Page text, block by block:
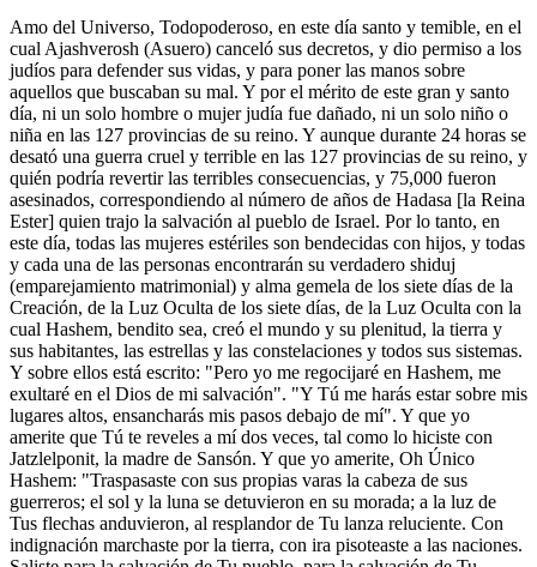
Amo del Universo, Todopoderoso, en este día santo y temible, en el
cual Ajashverosh (Asuero) canceló sus decretos, y dio permiso a los
judíos para defender sus vidas, y para poner las manos sobre
aquellos que buscaban su mal. Y por el mérito de este gran y santo
día, ni un solo hombre o mujer judía fue dañado, ni un solo niño o
niña en las 127 provincias de su reino. Y aunque durante 24 horas se
desató una guerra cruel y terrible en las 127 provincias de su reino, y
quién podría revertir las terribles consecuencias, y 75,000 fueron
asesinados, correspondiendo al número de años de Hadasa [la Reina
Ester] quien trajo la salvación al pueblo de Israel. Por lo tanto, en
este día, todas las mujeres estériles son bendecidas con hijos, y todas
y cada una de las personas encontrarán su verdadero shiduj
(emparejamiento matrimonial) y alma gemela de los siete días de la
Creación, de la Luz Oculta de los siete días, de la Luz Oculta con la
cual Hashem, bendito sea, creó el mundo y su plenitud, la tierra y
sus habitantes, las estrellas y las constelaciones y todos sus sistemas.
Y sobre ellos está escrito: "Pero yo me regocijaré en Hashem, me
exultaré en el Dios de mi salvación". "Y Tú me harás estar sobre mis
lugares altos, ensancharás mis pasos debajo de mí". Y que yo
amerite que Tú te reveles a mí dos veces, tal como lo hiciste con
Jatzlelponit, la madre de Sansón. Y que yo amerite, Oh Único
Hashem: "Traspasaste con sus propias varas la cabeza de sus
guerreros; el sol y la luna se detuvieron en su morada; a la luz de
Tus flechas anduvieron, al resplandor de Tu lanza reluciente. Con
indignación marchaste por la tierra, con ira pisoteaste a las naciones.